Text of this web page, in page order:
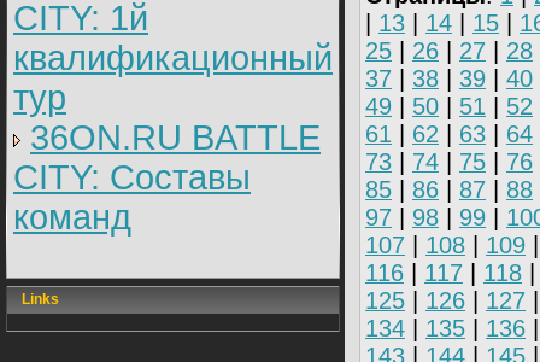
CITY: 1й
квалификационный
тур
36ON.RU BATTLE
CITY: Составы
команд
Links
13 14 15
25
26 27 28
37
38 39 40
49
50 51 52
61
62 63 64
73
74 75 76
85
86 87 88
97
98 99
107
108 109
116
117 118
125
126 127
134
135 136
143
144 145